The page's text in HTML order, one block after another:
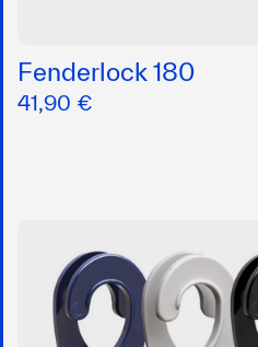
Fenderlock 180
41,90 €